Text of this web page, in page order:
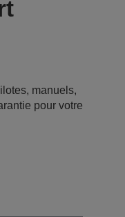
manuels,
pour votre